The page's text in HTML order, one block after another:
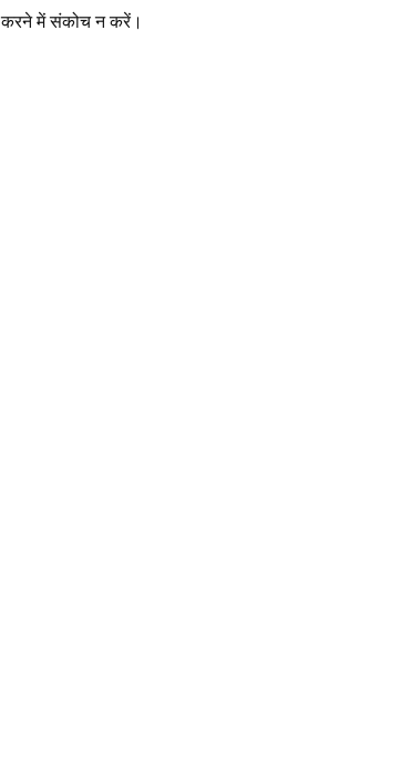
करने में संकोच न करें।